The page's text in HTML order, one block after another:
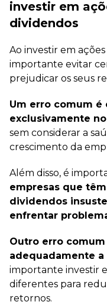
investir em
dividendos
Ao investir em
importante evitar
prejudicar os seus
Um erro comum é
exclusivamente
sem considerar a
crescimento da
Além disso, é
empresas que
dividendos
enfrentar
Outro erro
adequadamente
importante investir
diferentes para
retornos.